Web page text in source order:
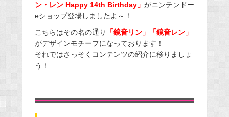
ン・レン Happy 14th Birthday」 がニンテンドー
eショップ登場しましたよ～！
こちらはその名の通り
「鏡音リン」「鏡音レン」
がデザインモチーフになっております！
それではさっそくコンテンツの紹介に移りましょ
う！